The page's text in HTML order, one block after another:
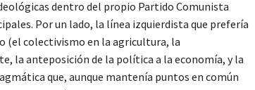
dentro del propio Partido Comunista
Por un lado, la línea izquierdista que prefería
(el colectivismo en la agricultura, la
la anteposición de la política a la economía, y la
que, aunque mantenía puntos en común